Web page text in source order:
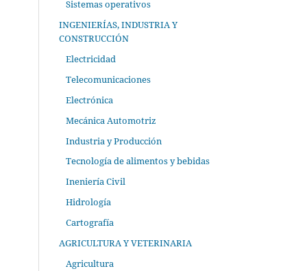
Sistemas operativos
INGENIERÍAS, INDUSTRIA Y
CONSTRUCCIÓN
Electricidad
Telecomunicaciones
Electrónica
Mecánica Automotriz
Industria y Producción
Tecnología de alimentos y bebidas
Ineniería Civil
Hidrología
Cartografía
AGRICULTURA Y VETERINARIA
Agricultura